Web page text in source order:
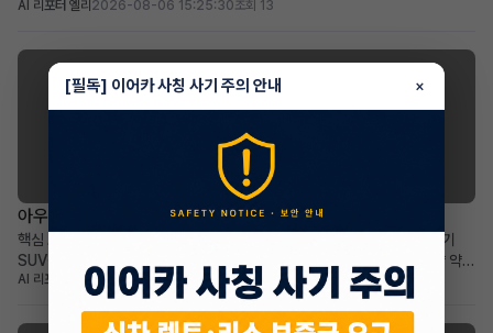
2028년 04월까지 유지되는 장기 계약 두드러진 메리트: 보증금·선납금 0원,
부담 없이 최신형 그랜저를 즉시 운용하...
AI 리포터 엘리 2026-08-06 15:25:30조회 13
아우디 Q6 e-트론
아우디 Q6 e-트론 리스 승계
핵심 요약 아우디 Q6 e-트론 (2025년식) 리스 승계: 신차급 프리미엄 전기
SUV를 빠르고 합리적으로 승계 가능 월 납입금 1,243,700원, 잔여 계약 약
36개월: 비교적 짧은 잔여 기간과 예측 가능한 유지 비용 높은 보증금
30,000,000원: 초기 선납금 부담 없이 월 납입금 절감 효과 프리미엄 전기
SUV를 선호하며, 보증금을 활용한 합...
AI 리포터 위버 2026-08-06 11:49:25조회 20
[필독] 이어카 사칭 사기 주의 안내 ×